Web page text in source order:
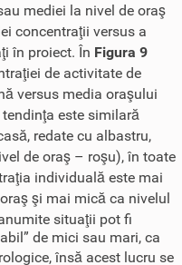
mediei la nivel de oraş
concentraţii versus a
în proiect. În Figura 9
de activitate de
versus media oraşului
este similară
redate cu albastru,
de oraş – roşu), în toate
individuală este mai
şi mai mică ca nivelul
situaţii pot fi
de mici sau mari, ca
însă acest lucru se